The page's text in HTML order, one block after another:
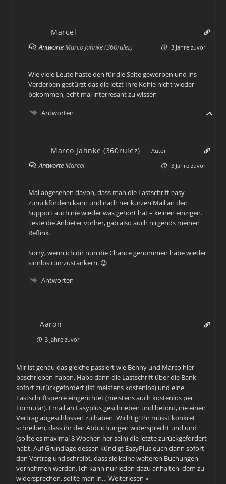
Marcel
AntworteMarco Jahnke (360rulez) 3 Jahre zuvor
Wie viele Leute haste den für die Seite geworben und ins
Verderben gestürzt das die jetzt Ihre Kohle nicht wieder
bekommen, echt mal interresant zu wissen
Antworten
Marco Jahnke (360rulez) Autor
AntworteMarcel 3 Jahre zuvor
Mal abgesehen davon, dass man die Lastschrift easy
zurückfordern kann und nach ner kurzen Mail an den
Support auch nie wieder was gehört hat – keinen einzigen.
Teste die Anbieter vorher, gab also auch nirgends meinen
Reflink.
Sorry, wenn ich dir nun die Chance genommen habe wieder
sinnlos rumzustänkern. 😉
Antworten
Aaron
3 Jahre zuvor
Mir ist genau das gleiche passiert wie Benny und Marco hier
beschrieben haben. Habe dann die Lastschrift über die Bank
sofort zurückgefordert (ist meistens kostenlos) und eine
Lastschriftsperre eingerichtet (meistens auch kostenlos per
Formular). Email an Easyplus geschrieben und betont, nie einen
Vertrag abgeschlossen zu haben. Wichtig! Ihr müsst konkret
schreiben, dass ihr den Abbuchungen widersprecht und und
(sollte es maximal 8 Wochen her sein) die letzte zurückgefordert
habt. Auf Grundlage dessen kündigt EasyPlus euch dann sofort
den Vertrag und schreibt, dass sie keine weiteren Buchungen
vornehmen werden. Ich kann nur jeden dazu anhalten, dem zu
widersprechen, sollte man in… Weiterlesen »